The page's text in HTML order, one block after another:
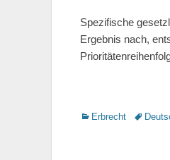
Spezifische
Ergebnis nach,
Kategorien
Erbrecht Tags